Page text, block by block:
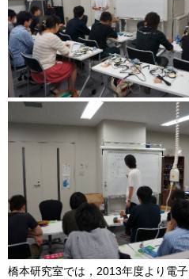
橋本研究室では，2013年度より電